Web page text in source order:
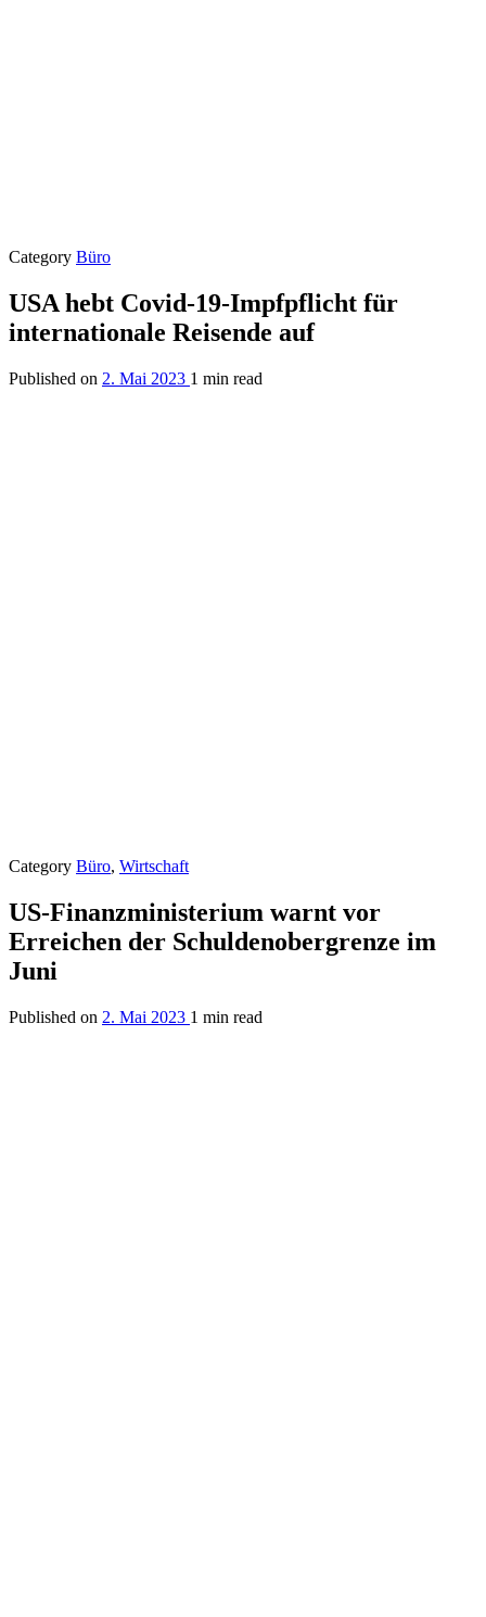
Category Büro
USA hebt Covid-19-Impfpflicht für
internationale Reisende auf
Published on 2. Mai 2023 1 min read
Category Büro, Wirtschaft
US-Finanzministerium warnt vor
Erreichen der Schuldenobergrenze im
Juni
Published on 2. Mai 2023 1 min read